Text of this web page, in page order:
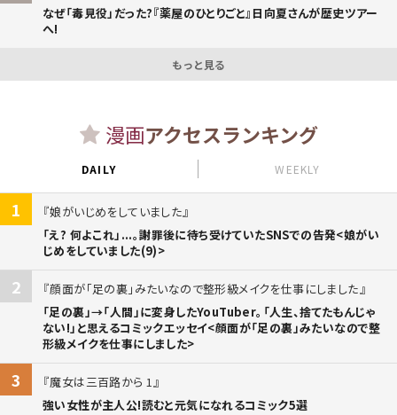
なぜ「毒見役」だった?『薬屋のひとりごと』日向夏さんが歴史ツアー
へ!
もっと見る
漫画アクセスランキング
DAILY WEEKLY
1
娘がいじめをしていました
「え? 何よこれ」...。謝罪後に待ち受けていたSNSでの告発<娘がい
じめをしていました(9)>
2
顔面が「足の裏」みたいなので整形級メイクを仕事にしました
「足の裏」→「人間」に変身したYouTuber。「人生、捨てたもんじゃ
ない!」と思えるコミックエッセイ<顔面が「足の裏」みたいなので整
形級メイクを仕事にしました>
3
魔女は三百路から 1
強い女性が主人公!読むと元気になれるコミック5選